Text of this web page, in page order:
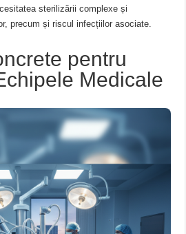
sterilizării complexe și
precum și riscul infecțiilor asociate.
pentru
Medicale